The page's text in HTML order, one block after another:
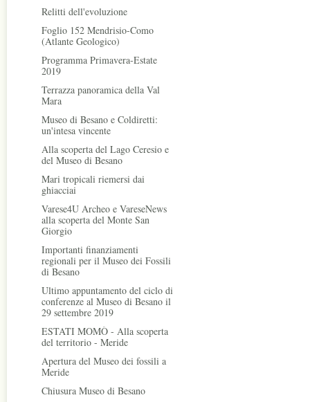
Relitti dell'evoluzione
Foglio 152 Mendrisio-Como
(Atlante Geologico)
Programma Primavera-Estate
2019
Terrazza panoramica della Val
Mara
Museo di Besano e Coldiretti:
un'intesa vincente
Alla scoperta del Lago Ceresio e
del Museo di Besano
Mari tropicali riemersi dai
ghiacciai
Varese4U Archeo e VareseNews
alla scoperta del Monte San
Giorgio
Importanti finanziamenti
regionali per il Museo dei Fossili
di Besano
Ultimo appuntamento del ciclo di
conferenze al Museo di Besano il
29 settembre 2019
ESTATI MOMÒ - Alla scoperta
del territorio - Meride
Apertura del Museo dei fossili a
Meride
Chiusura Museo di Besano